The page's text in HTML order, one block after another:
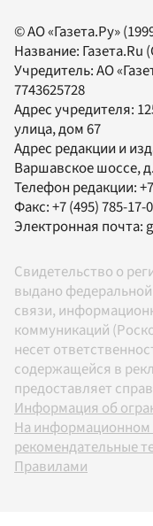
© АО «Газета.Ру»
Название: Газета.Ru
Учредитель:АО
7743625728
Адрес учредителя:
улица, дом 67
Адрес редакции и
Варшавское шоссе,
Телефон редакции:
Факс:+7 (495) 785-17-
Электронная почта:
Свидетельство о
выдано
связи,
коммуникаций
несет
содержащейся в
предоставляет
Информация об
На информационном
рекомендательные
Правилами